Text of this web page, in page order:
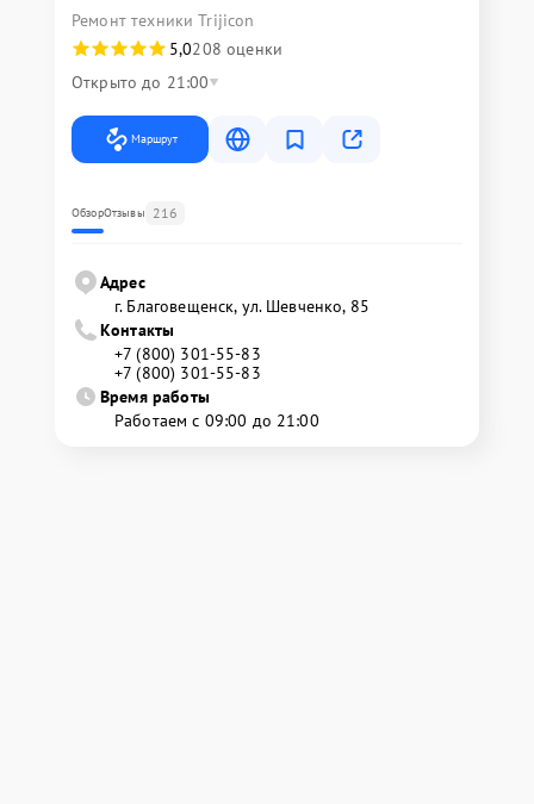
Ремонт техники Trijicon
5,0208 оценки
Открыто до 21:00
Маршрут
ОбзорОтзывы 216
Адрес
г. Благовещенск, ул. Шевченко, 85
Контакты
+7 (800) 301-55-83
+7 (800) 301-55-83
Время работы
Работаем с 09:00 до 21:00